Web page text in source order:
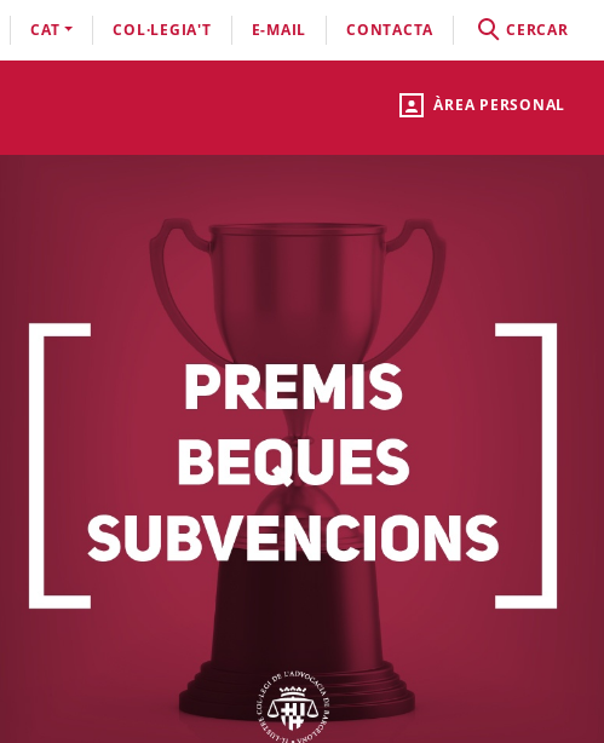
ÀREA PERSONAL
CAT COL·LEGIA'T E-MAIL CONTACTA CERCAR